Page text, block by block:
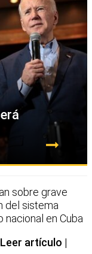
sobre grave
del sistema
nacional en Cuba
Leer artículo